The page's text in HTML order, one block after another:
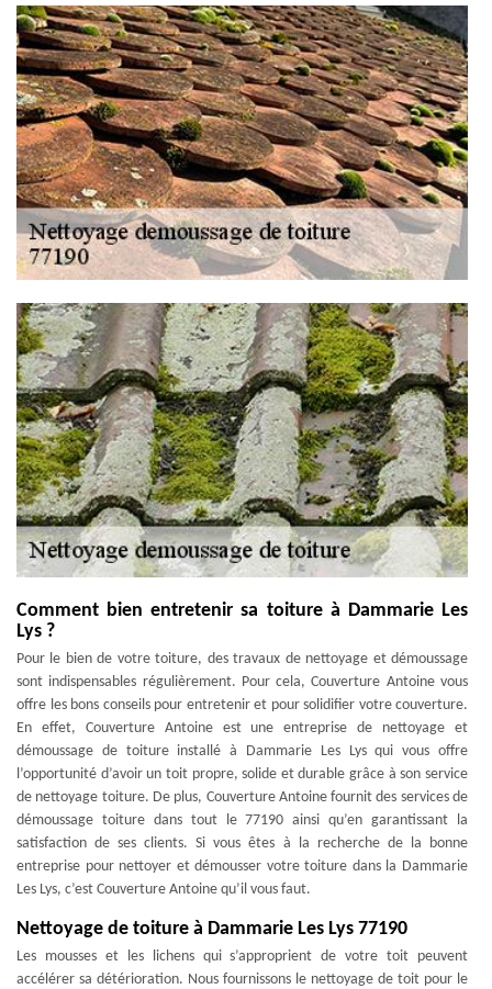
Comment bien entretenir sa toiture à Dammarie Les
Lys ?
Pour le bien de votre toiture, des travaux de nettoyage et démoussage
sont indispensables régulièrement. Pour cela, Couverture Antoine vous
offre les bons conseils pour entretenir et pour solidifier votre couverture.
En effet, Couverture Antoine est une entreprise de nettoyage et
démoussage de toiture installé à Dammarie Les Lys qui vous offre
l’opportunité d’avoir un toit propre, solide et durable grâce à son service
de nettoyage toiture. De plus, Couverture Antoine fournit des services de
démoussage toiture dans tout le 77190 ainsi qu’en garantissant la
satisfaction de ses clients. Si vous êtes à la recherche de la bonne
entreprise pour nettoyer et démousser votre toiture dans la Dammarie
Les Lys, c’est Couverture Antoine qu’il vous faut.
Nettoyage de toiture à Dammarie Les Lys 77190
Les mousses et les lichens qui s’approprient de votre toit peuvent
accélérer sa détérioration. Nous fournissons le nettoyage de toit pour le